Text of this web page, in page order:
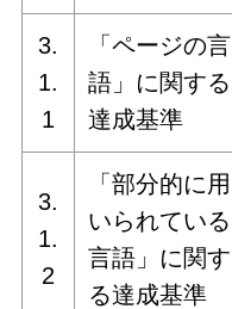
3.
1.
1
「ページの言
語」に関する
達成基準
3.
1.
2
「部分的に用
いられている
言語」に関す
る達成基準